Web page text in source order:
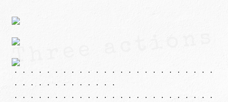
・・・・・・・・・・・・・・・・・・・・・・・・・
・・・・・・・・・・・・・
・・・・・・・・・・・・・・・・・・・・・・・・・